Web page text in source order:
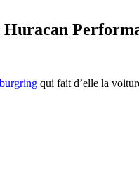
qui fait d’elle la